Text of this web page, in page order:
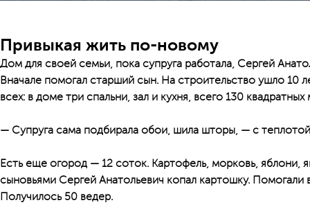
Привыкая жить по-новому
Дом для своей семьи, пока супруга работала, Сергей
Вначале помогал старший сын. На строительство ушло 10
всех: в доме три спальни, зал и кухня, всего 130 квадратных
— Супруга сама подбирала обои, шила шторы, — с
Есть еще огород — 12 соток. Картофель, морковь, яблони,
сыновьями Сергей Анатольевич копал картошку.
Получилось 50 ведер.